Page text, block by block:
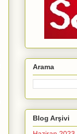
Arama
Blog Arşivi